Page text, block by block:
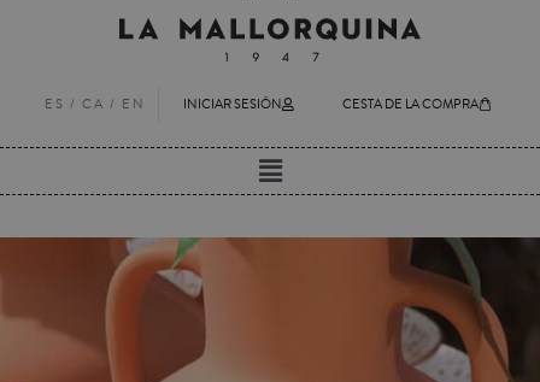
ES / CA / EN INICIAR SESIÓN CESTA DE LA COMPRA